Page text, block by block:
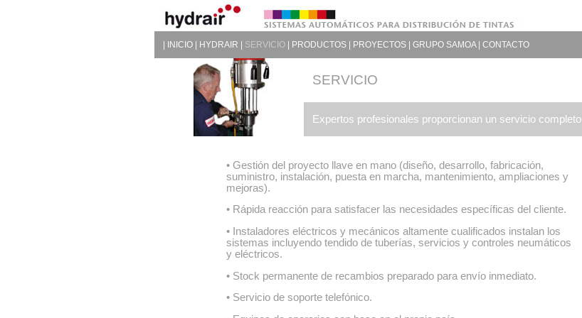
INICIO HYDRAIR SERVICIO PRODUCTOS PROYECTOS GRUPO SAMOA| CONTACTO
SERVICIO
Expertos profesionales proporcionan un servicio completo
• Gestión del proyecto llave en mano (diseño, desarrollo, fabricación,
suministro, instalación, puesta en marcha, mantenimiento, ampliaciones y
mejoras).
• Rápida reacción para satisfacer las necesidades específicas del cliente.
• Instaladores eléctricos y mecánicos altamente cualificados instalan los
sistemas incluyendo tendido de tuberías, servicios y controles neumáticos
y eléctricos.
• Stock permanente de recambios preparado para envío inmediato.
• Servicio de soporte telefónico.